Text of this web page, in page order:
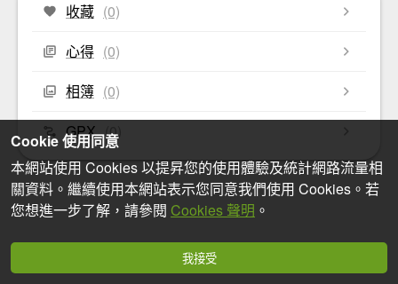
收藏 (0)
心得 (0)
相簿 (0)
GPX (0)
Cookie 使用同意
本網站使用 Cookies 以提昇您的使用體驗及統計網路流量相
關資料。繼續使用本網站表示您同意我們使用 Cookies。若
您想進一步了解，請參閱 Cookies 聲明 。
我接受